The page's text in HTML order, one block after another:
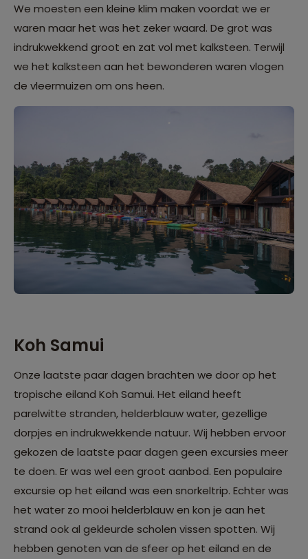
We moesten een kleine klim maken voordat we er
waren maar het was het zeker waard. De grot was
indrukwekkend groot en zat vol met kalksteen. Terwijl
we het kalksteen aan het bewonderen waren vlogen
de vleermuizen om ons heen.
Koh Samui
Onze laatste paar dagen brachten we door op het
tropische eiland Koh Samui. Het eiland heeft
parelwitte stranden, helderblauw water, gezellige
dorpjes en indrukwekkende natuur. Wij hebben ervoor
gekozen de laatste paar dagen geen excursies meer
te doen. Er was wel een groot aanbod. Een populaire
excursie op het eiland was een snorkeltrip. Echter was
het water zo mooi helderblauw en kon je aan het
strand ook al gekleurde scholen vissen spotten. Wij
hebben genoten van de sfeer op het eiland en de